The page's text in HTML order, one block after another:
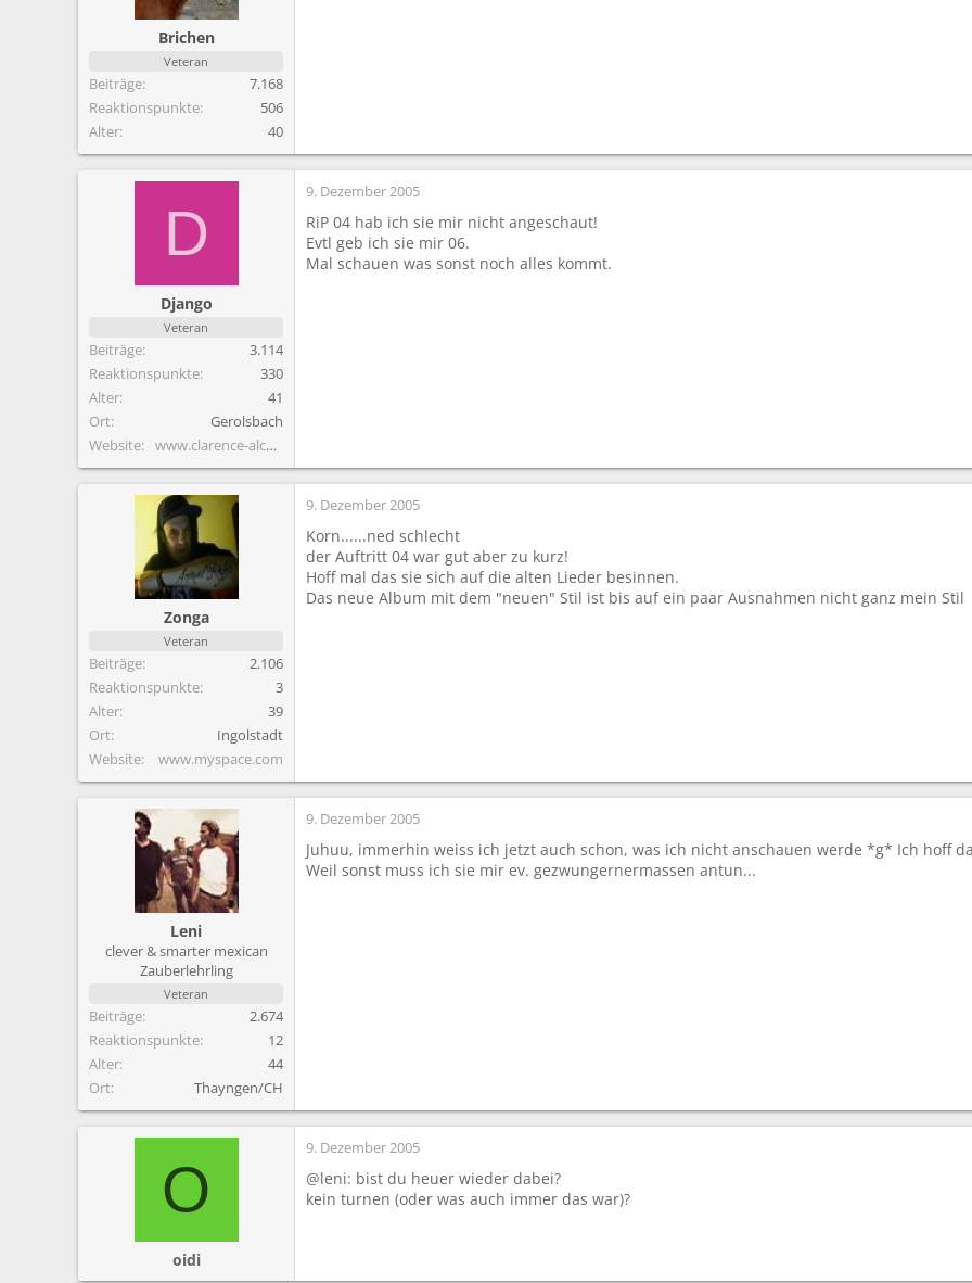
Brichen
Veteran
Beiträge
7.168
Reaktionspunkte
506
Alter
40
D
Django
Veteran
Beiträge
3.114
Reaktionspunkte
330
Alter
41
Ort
Gerolsbach
Website
www.clarence-alcoholics.de.vu
9. Dezember 2005
RiP 04 hab ich sie mir nicht angeschaut!
Evtl geb ich sie mir 06.
Mal schauen was sonst noch alles kommt.
Zonga
Veteran
Beiträge
2.106
Reaktionspunkte
3
Alter
39
Ort
Ingolstadt
Website
www.myspace.com
9. Dezember 2005
Korn......ned schlecht
der Auftritt 04 war gut aber zu kurz!
Hoff mal das sie sich auf die alten Lieder besinnen.
Das neue Album mit dem "neuen" Stil ist bis auf ein paar Ausnahmen nicht ganz mein Stil
Leni
clever & smarter mexican
Zauberlehrling
Veteran
Beiträge
2.674
Reaktionspunkte
12
Alter
44
Ort
Thayngen/CH
9. Dezember 2005
Juhuu, immerhin weiss ich jetzt auch schon, was ich nicht anschauen werde *g* Ich hoff
Weil sonst muss ich sie mir ev. gezwungernermassen antun...
O
oidi
9. Dezember 2005
@leni: bist du heuer wieder dabei?
kein turnen (oder was auch immer das war)?